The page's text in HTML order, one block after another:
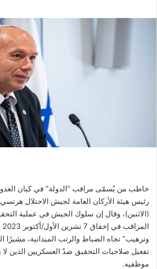
خاطب من يُسمّى مراقب “الدولة” في كيان العدو
رئيس هيئة الأركان العامة لجيش الاحتلال
(الاثنين)، وقال إن سلوك الجيش في عملية
وترهيب” تجاه الضباط والرتب الميدانية، مشيرًا
تفعيل صلاحيات التحقيق ضدّ العسكريين الذين لا
موظفيه.